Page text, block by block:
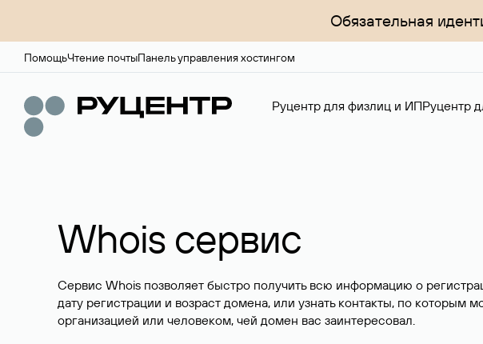
Обязательная
ПомощьЧтение почтыПанель управления хостингом
Руцентр для физлиц и ИПРуцентр
Whois сервис
Сервис Whois позволяет быстро получить всю информацию о
дату регистрации и возраст домена, или узнать контакты, по которым
организацией или человеком, чей домен вас заинтересовал.